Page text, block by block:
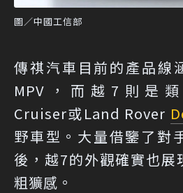
圖／中國工信部
傳祺汽車目前的產品線
MPV，而越7則是類
Cruiser或Land Rover
野車型。大量借鑒了對
後，越7的外觀確實也展
粗獷感。